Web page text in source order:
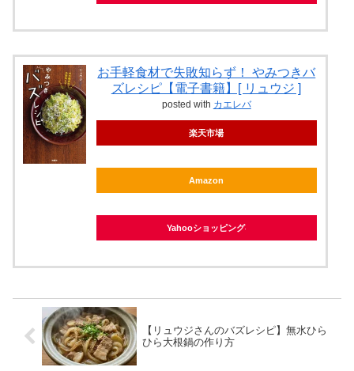
お手軽食材で失敗知らず！ やみつきバ
ズレシピ【電子書籍】[ リュウジ ]
posted with カエレバ
楽天市場
Amazon
Yahooショッピング
【リュウジさんのバズレシピ】無水ひら
ひら大根鍋の作り方